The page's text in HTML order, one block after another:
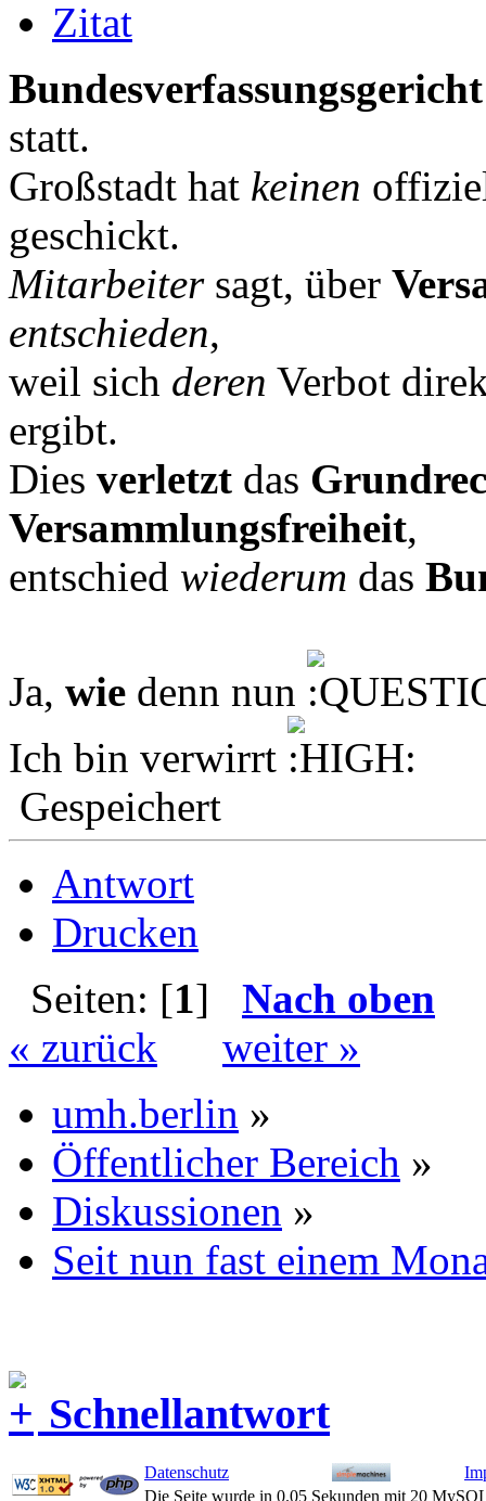
Zitat
Bundesverfassungsgericht
statt.
Großstadt hat keinen
geschickt.
Mitarbeitersagt, über
entschieden,
weil sich deren Verbot
ergibt.
Dies verletzt das
Versammlungsfreiheit,
entschied wiederum das
Ja, wie denn nun
Ich bin verwirrt
Gespeichert
Antwort
Drucken
Seiten: [1] Nach oben
« zurück
weiter »
umh.berlin »
Öffentlicher Bereich »
Diskussionen »
Seit nun fast einem
Schnellantwort
Datenschutz
Die Seite wurde in 0.05 Sekunden mit 20